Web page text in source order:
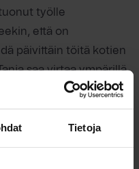
Tietoja
työlle
että on
päivittäin töitä kotien
saa virtaa ympärillä
tapaat koskaan
saavatkin nauttia
hyväntuulisesta
hän haluaa joka kerta